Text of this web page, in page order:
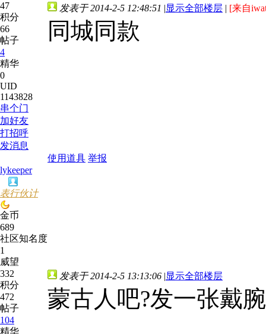
47
积分
66
帖子
4
精华
0
UID
1143828
串个门
加好友
打招呼
发消息
发表于 2014-2-5 12:48:51 |显示全部楼层 | [来自
同城同款
使用道具 举报
lykeeper
表行伙计
金币
689
社区知名度
1
威望
332
积分
472
帖子
104
精华
发表于 2014-2-5 13:13:06 |显示全部楼层
蒙古人吧?发一张戴